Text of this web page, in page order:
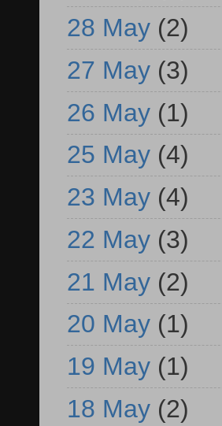
28 May (2)
27 May (3)
26 May (1)
25 May (4)
23 May (4)
22 May (3)
21 May (2)
20 May (1)
19 May (1)
18 May (2)